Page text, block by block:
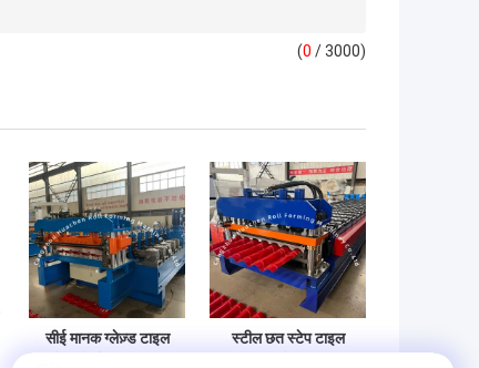
(0 / 3000)
सीई मानक ग्लेज़्ड टाइल
स्टील छत स्टेप टाइल